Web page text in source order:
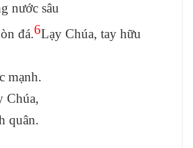
nước sâu
đá.6Lạy Chúa, tay hữu
mạnh.
Chúa,
quân.